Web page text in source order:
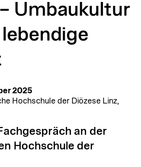
Umbaukultur
2025
Hochschule der Diözese Linz,
an der
Hochschule der